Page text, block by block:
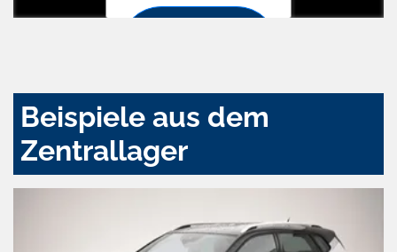
Beispiele aus dem
Zentrallager